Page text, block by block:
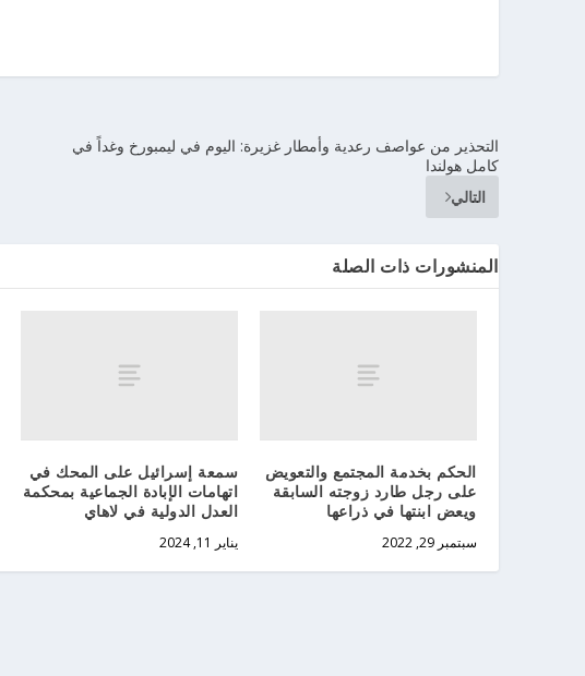
التحذير من عواصف رعدية وأمطار غزيرة: اليوم في ليمبورخ وغداً في
كامل هولندا
التالي
المنشورات ذات الصلة
الحكم بخدمة المجتمع والتعويض
على رجل طارد زوجته السابقة
ويعض ابنتها في ذراعها
سبتمبر 29, 2022
سمعة إسرائيل على المحك في
اتهامات الإبادة الجماعية بمحكمة
العدل الدولية في لاهاي
يناير 11, 2024